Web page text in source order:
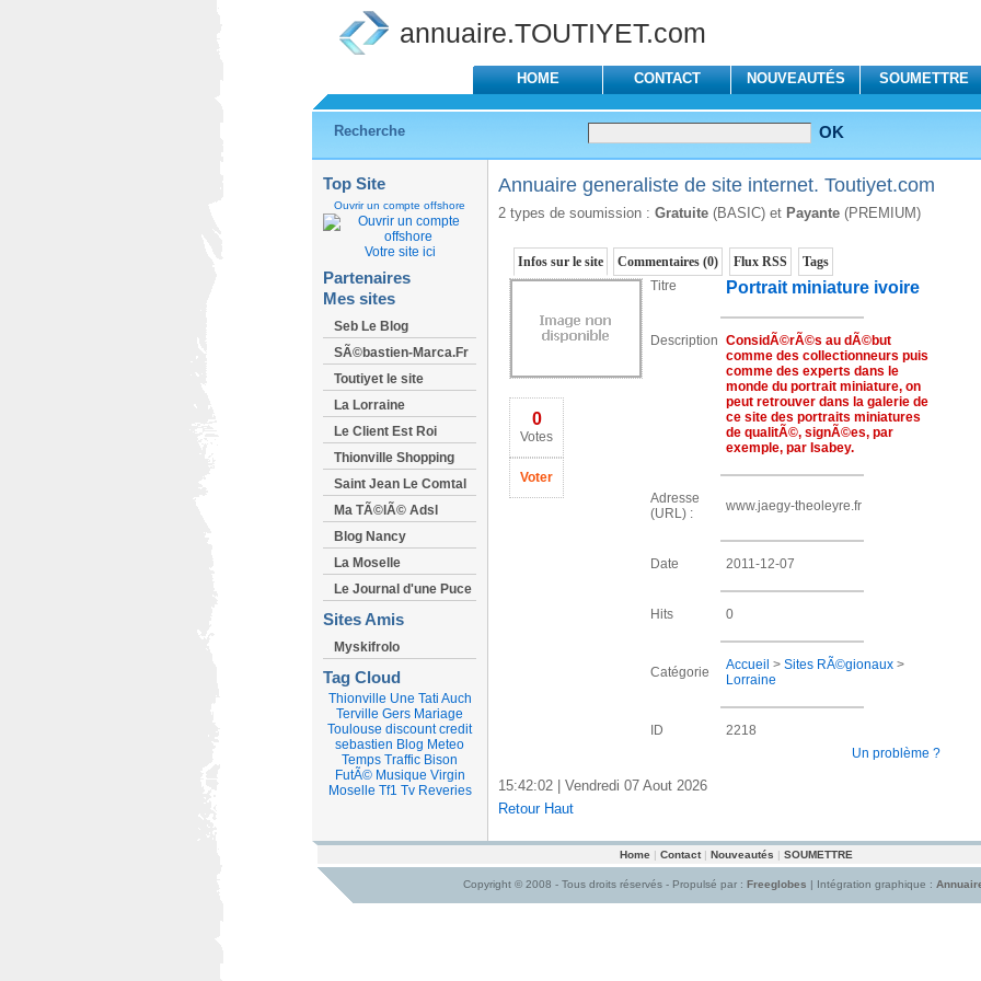
annuaire.TOUTIYET.com
HOME CONTACT NOUVEAUTÉS SOUMETTRE
Recherche
Top Site
Ouvrir un compte offshore
Votre site ici
Partenaires
Mes sites
Seb Le Blog
SÃ©bastien-Marca.Fr
Toutiyet le site
La Lorraine
Le Client Est Roi
Thionville Shopping
Saint Jean Le Comtal
Ma TÃ©lÃ© Adsl
Blog Nancy
La Moselle
Le Journal d'une Puce
Sites Amis
Myskifrolo
Tag Cloud
Thionville Une Tati Auch
Terville Gers Mariage
Toulouse discount credit
sebastien Blog Meteo
Temps Traffic Bison
FutÃ© Musique Virgin
Moselle Tf1 Tv Reveries
Annuaire generaliste de site internet. Toutiyet.com
2 types de soumission : Gratuite (BASIC) et Payante (PREMIUM)
Infos sur le site Commentaires (0) Flux RSS Tags
0
Votes
Voter
Titre Portrait miniature ivoire
Description ConsidÃ©rÃ©s au dÃ©but
comme des collectionneurs puis
comme des experts dans le
monde du portrait miniature, on
peut retrouver dans la galerie de
ce site des portraits miniatures
de qualitÃ©, signÃ©es, par
exemple, par Isabey.
Adresse
(URL) :
www.jaegy-theoleyre.fr
Date 2011-12-07
Hits 0
Catégorie Accueil > Sites RÃ©gionaux >
Lorraine
ID
2218
Un problème ?
15:42:02 | Vendredi 07 Aout 2026
Retour Haut
Home| Contact| Nouveautés | SOUMETTRE
Copyright © 2008 - Tous droits réservés - Propulsé par : Freeglobes | Intégration graphique :